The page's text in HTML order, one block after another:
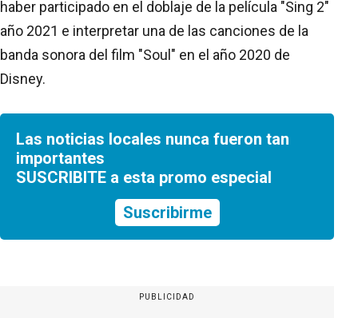
haber participado en el doblaje de la película "Sing 2"
año 2021 e interpretar una de las canciones de la
banda sonora del film "Soul" en el año 2020 de
Disney.
Las noticias locales nunca fueron tan
importantes
SUSCRIBITE a esta promo especial
Suscribirme
PUBLICIDAD